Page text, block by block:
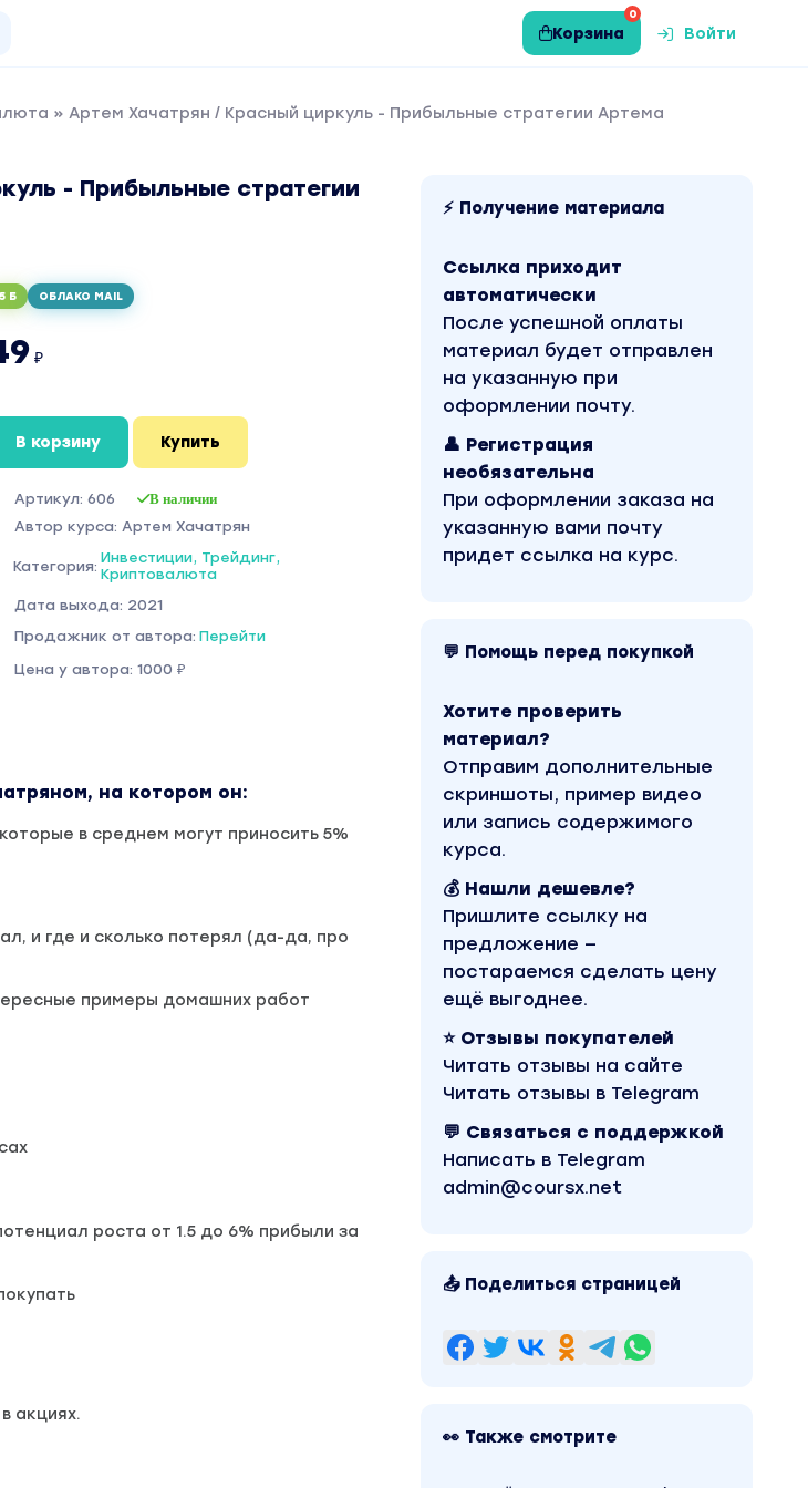
0
Корзина Войти
» Артем Хачатрян / Красный циркуль - Прибыльные стратегии Артема
- Прибыльные стратегии
5 Б ОБЛАКО MAIL
₽
В корзину Купить
Артикул: 606 В наличии
Автор курса: Артем Хачатрян
Категория: Инвестиции, Трейдинг,
Криптовалюта
Дата выхода: 2021
Продажник от автора: Перейти
Цена у автора: 1000 ₽
на котором он:
в среднем могут приносить 5%
и где и сколько потерял (да-да, про
примеры домашних работ
роста от 1.5 до 6% прибыли за
акциях.
⚡ Получение материала
Ссылка приходит
автоматически
После успешной оплаты
материал будет отправлен
на указанную при
оформлении почту.
👤 Регистрация
необязательна
При оформлении заказа на
указанную вами почту
придет ссылка на курс.
💬 Помощь перед покупкой
Хотите проверить
материал?
Отправим дополнительные
скриншоты, пример видео
или запись содержимого
курса.
💰 Нашли дешевле?
Пришлите ссылку на
предложение —
постараемся сделать цену
ещё выгоднее.
⭐ Отзывы покупателей
Читать отзывы на сайте
Читать отзывы в Telegram
💬 Связаться с поддержкой
Написать в Telegram
admin@coursx.net
📤 Поделиться страницей
👀 Также смотрите